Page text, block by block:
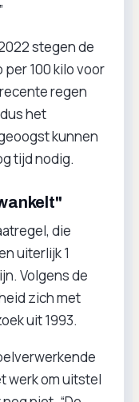
stegen de
100 kilo voor
regen
het
kunnen
tijd nodig.
die
uiterlijk 1
Volgens de
zich met
uit 1993.
werk om uitstel